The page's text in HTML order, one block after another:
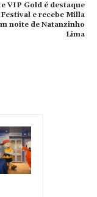
VIP Gold é destaque
e recebe Milla
noite de Natanzinho
Lima